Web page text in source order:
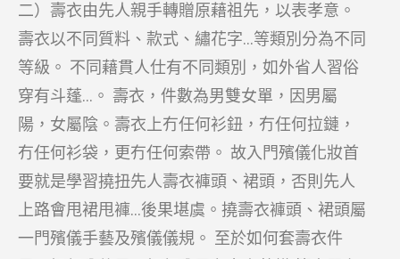
二）壽衣由先人親手轉贈原藉祖先，以表孝意。
壽衣以不同質料、款式、繡花字…等類別分為不同
等級。 不同藉貫人仕有不同類別，如外省人習俗
穿有斗蓬…。 壽衣，件數為男雙女單，因男屬
陽，女屬陰。壽衣上冇任何衫鈕，冇任何拉鏈，
冇任何衫袋，更冇任何索帶。 故入門殯儀化妝首
要就是學習撓扭先人壽衣褲頭、裙頭，否則先人
上路會甩裙甩褲…後果堪虞。撓壽衣褲頭、裙頭屬
一門殯儀手藝及殯儀儀規。 至於如何套壽衣件